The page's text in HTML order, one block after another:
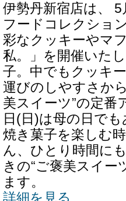
伊勢丹新宿店は、
フードコレクショ
彩なクッキーやマ
私。」を開催いた
子。中でもクッキ
運びのしやすさか
美スイーツ”の定番
日(日)は母の日で
焼き菓子を楽しむ
ん、ひとり時間に
きの“ご褒美スイー
ます。
詳細を見る